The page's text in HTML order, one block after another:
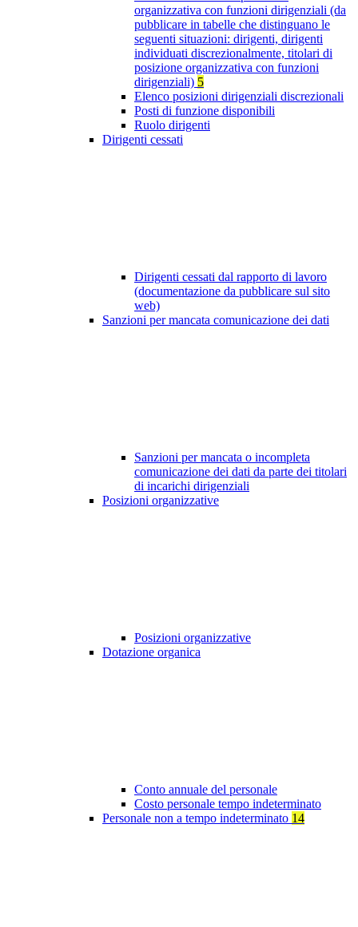
organizzativa con funzioni dirigenziali (da
pubblicare in tabelle che distinguano le
seguenti situazioni: dirigenti, dirigenti
individuati discrezionalmente, titolari di
posizione organizzativa con funzioni
dirigenziali) 5
Elenco posizioni dirigenziali discrezionali
Posti di funzione disponibili
Ruolo dirigenti
Dirigenti cessati
Dirigenti cessati dal rapporto di lavoro
(documentazione da pubblicare sul sito
web)
Sanzioni per mancata comunicazione dei dati
Sanzioni per mancata o incompleta
comunicazione dei dati da parte dei titolari
di incarichi dirigenziali
Posizioni organizzative
Posizioni organizzative
Dotazione organica
Conto annuale del personale
Costo personale tempo indeterminato
Personale non a tempo indeterminato 14